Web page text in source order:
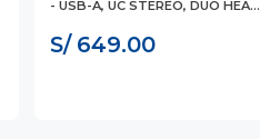
- USB-A, UC STEREO, DUO HEA...
S/ 649.00